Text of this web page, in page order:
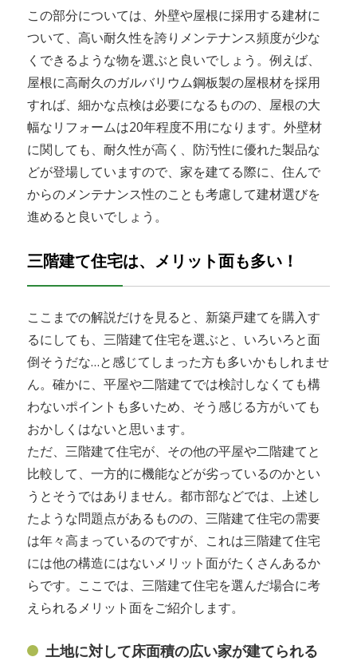
この部分については、外壁や屋根に採用する建材に
ついて、高い耐久性を誇りメンテナンス頻度が少な
くできるような物を選ぶと良いでしょう。例えば、
屋根に高耐久のガルバリウム鋼板製の屋根材を採用
すれば、細かな点検は必要になるものの、屋根の大
幅なリフォームは20年程度不用になります。外壁材
に関しても、耐久性が高く、防汚性に優れた製品な
どが登場していますので、家を建てる際に、住んで
からのメンテナンス性のことも考慮して建材選びを
進めると良いでしょう。
三階建て住宅は、メリット面も多い！
ここまでの解説だけを見ると、新築戸建てを購入す
るにしても、三階建て住宅を選ぶと、いろいろと面
倒そうだな…と感じてしまった方も多いかもしれませ
ん。確かに、平屋や二階建てでは検討しなくても構
わないポイントも多いため、そう感じる方がいても
おかしくはないと思います。
ただ、三階建て住宅が、その他の平屋や二階建てと
比較して、一方的に機能などが劣っているのかとい
うとそうではありません。都市部などでは、上述し
たような問題点があるものの、三階建て住宅の需要
は年々高まっているのですが、これは三階建て住宅
には他の構造にはないメリット面がたくさんあるか
らです。ここでは、三階建て住宅を選んだ場合に考
えられるメリット面をご紹介します。
土地に対して床面積の広い家が建てられる